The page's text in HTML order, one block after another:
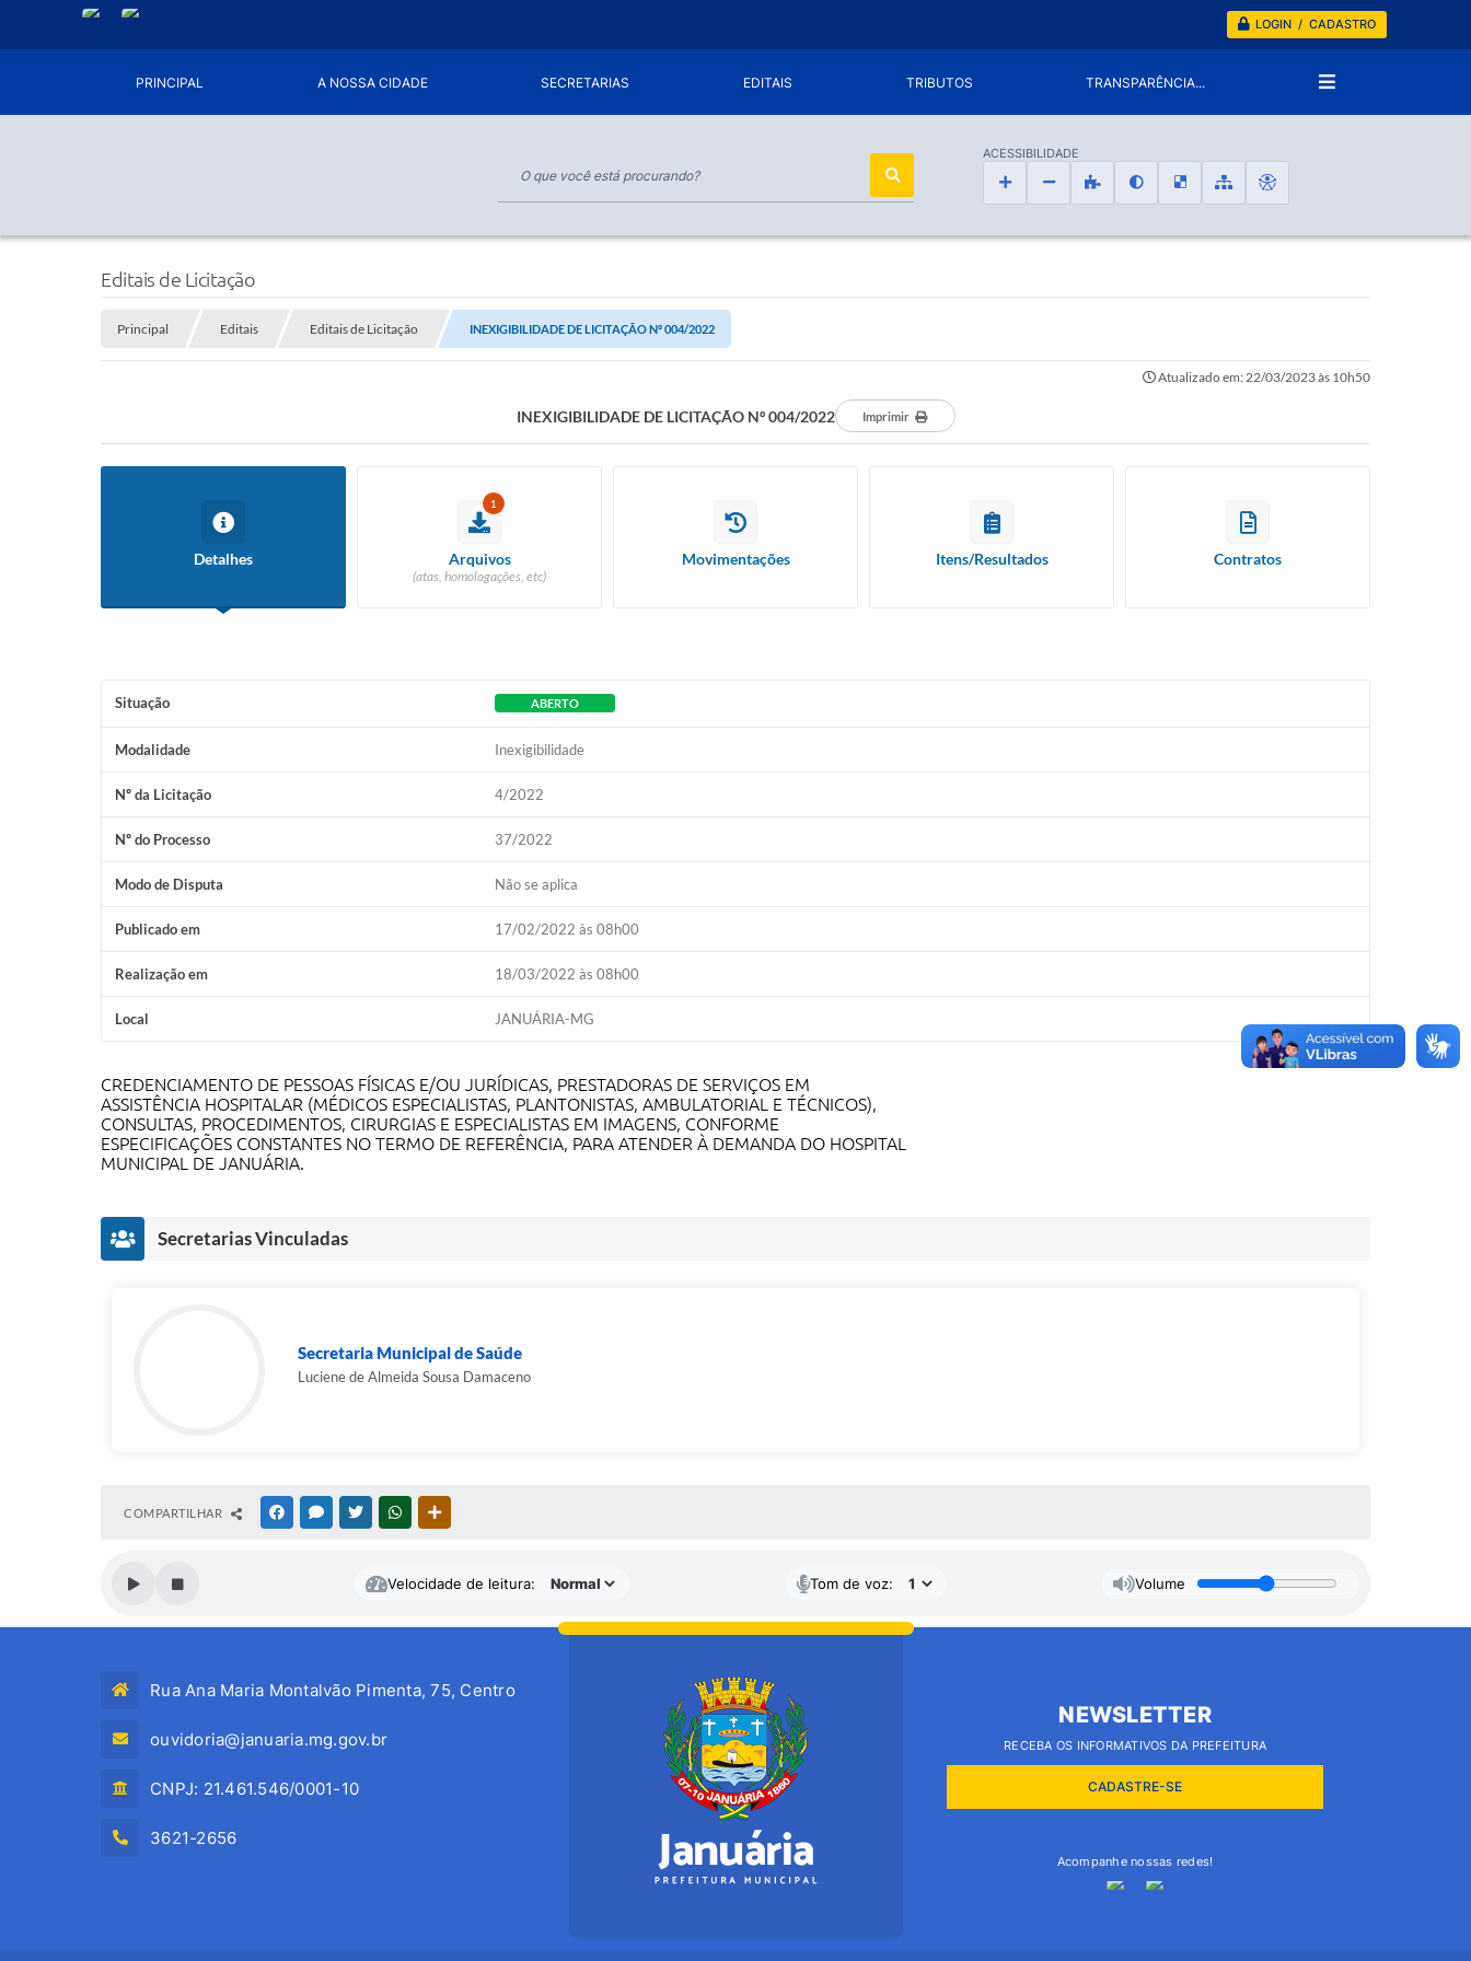
LOGIN / CADASTRO
PRINCIPAL A NOSSA CIDADE SECRETARIAS EDITAIS TRIBUTOS TRANSPARÊNCIA...
ACESSIBILIDADE
Editais de Licitação
Principal Editais Editais de Licitação INEXIGIBILIDADE DE LICITAÇÃO Nº 004/2022
Atualizado em: 22/03/2023 às 10h50
INEXIGIBILIDADE DE LICITAÇÃO Nº 004/2022 Imprimir
Detalhes
1
Arquivos
(atas, homologações, etc)
Movimentações Itens/Resultados Contratos
Situação ABERTO
Modalidade Inexigibilidade
Nº da Licitação 4/2022
Nº do Processo 37/2022
Modo de Disputa Não se aplica
Publicado em 17/02/2022 às 08h00
Realização em 18/03/2022 às 08h00
Local JANUÁRIA-MG
CREDENCIAMENTO DE PESSOAS FÍSICAS E/OU JURÍDICAS, PRESTADORAS DE SERVIÇOS EM
ASSISTÊNCIA HOSPITALAR (MÉDICOS ESPECIALISTAS, PLANTONISTAS, AMBULATORIAL E TÉCNICOS),
CONSULTAS, PROCEDIMENTOS, CIRURGIAS E ESPECIALISTAS EM IMAGENS, CONFORME
ESPECIFICAÇÕES CONSTANTES NO TERMO DE REFERÊNCIA, PARA ATENDER À DEMANDA DO HOSPITAL
MUNICIPAL DE JANUÁRIA.
Secretarias Vinculadas
Secretaria Municipal de Saúde
Luciene de Almeida Sousa Damaceno
COMPARTILHAR FACEBOOKMESSENGER
TWITTERWHATSAPP
Velocidade de leitura: Tom de voz: Volume
Rua Ana Maria Montalvão Pimenta, 75, Centro
ouvidoria@januaria.mg.gov.br
CNPJ: 21.461.546/0001-10
3621-2656
NEWSLETTER
RECEBA OS INFORMATIVOS DA PREFEITURA
CADASTRE-SE
Acompanhe nossas redes!